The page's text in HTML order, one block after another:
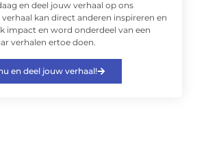
en deel jouw verhaal op ons
kan direct anderen inspireren en
impact en word onderdeel van een
verhalen ertoe doen.
en deel jouw verhaal!